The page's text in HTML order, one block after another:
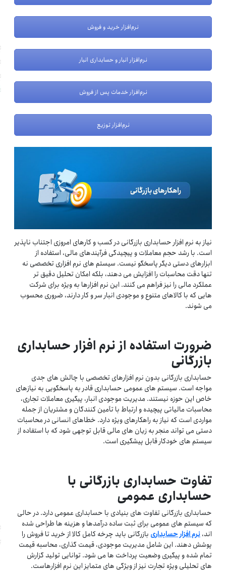
نرم‌افزار خرید و فروش
نرم‌افزار انبار و حسابداری انبار
نرم‌افزار خدمات پس از فروش
نرم‌افزار توزیع
نیاز به نرم افزار حسابداری بازرگانی در کسب و کارهای امروزی اجتناب ناپذیر
است. با رشد حجم معاملات و پیچیدگی فرآیندهای مالی، استفاده از
ابزارهای دستی دیگر پاسخگو نیست. سیستم های نرم افزاری تخصصی نه
تنها دقت محاسبات را افزایش می دهند، بلکه امکان تحلیل دقیق تر
عملکرد مالی را نیز فراهم می کنند. این نرم افزارها به ویژه برای شرکت
هایی که با کالاهای متنوع و موجودی انبار سر و کار دارند، ضروری محسوب
می شوند.
ضرورت استفاده از نرم افزار حسابداری
بازرگانی
حسابداری بازرگانی بدون نرم افزارهای تخصصی با چالش های جدی
مواجه است. سیستم های عمومی حسابداری قادر به پاسخگویی به نیازهای
خاص این حوزه نیستند. مدیریت موجودی انبار، پیگیری معاملات تجاری،
محاسبات مالیاتی پیچیده و ارتباط با تأمین کنندگان و مشتریان از جمله
مواردی است که نیاز به راهکارهای ویژه دارد. خطاهای انسانی در محاسبات
دستی می تواند منجر به زیان های مالی قابل توجهی شود که با استفاده از
سیستم های خودکار قابل پیشگیری است.
تفاوت حسابداری بازرگانی با
حسابداری عمومی
حسابداری بازرگانی تفاوت های بنیادی با حسابداری عمومی دارد. در حالی
که سیستم های عمومی برای ثبت ساده درآمدها و هزینه ها طراحی شده
اند،نرم افزار حسابداری بازرگانی باید چرخه کامل کالا از خرید تا فروش را
پوشش دهند. این شامل مدیریت موجودی، قیمت گذاری، محاسبه قیمت
تمام شده و پیگیری وضعیت پرداخت ها می شود. توانایی تولید گزارش
های تحلیلی ویژه تجارت نیز از ویژگی های متمایز این نرم افزارهاست.